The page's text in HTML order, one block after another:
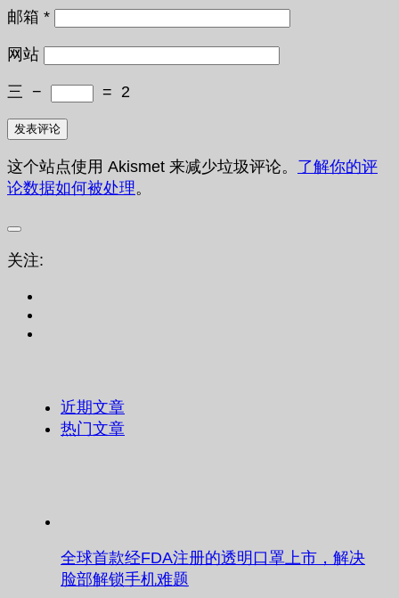
邮箱 *
网站
三 − = 2
这个站点使用 Akismet 来减少垃圾评论。 了解你的评
论数据如何被处理。
关注:
近期文章
热门文章
全球首款经FDA注册的透明口罩上市，解决
脸部解锁手机难题